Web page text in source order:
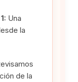
Una
la
de la